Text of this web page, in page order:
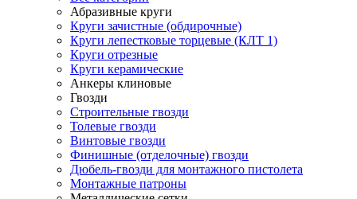
Абразивные круги
Круги зачистные (обдирочные)
Круги лепестковые торцевые (КЛТ 1)
Круги отрезные
Круги керамические
Анкеры клиновые
Гвозди
Строительные гвозди
Толевые гвозди
Винтовые гвозди
Финишные (отделочные) гвозди
Дюбель-гвозди для монтажного пистолета
Монтажные патроны